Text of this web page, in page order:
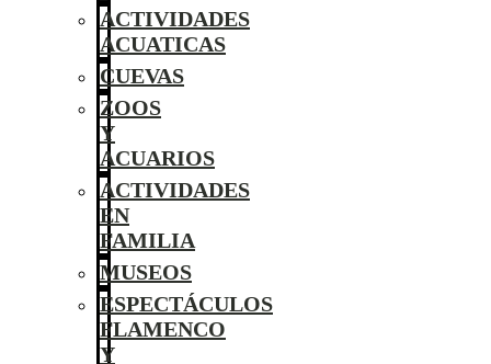
ACTIVIDADES
ACUATICAS
CUEVAS
ZOOS
Y
ACUARIOS
ACTIVIDADES
EN
FAMILIA
MUSEOS
ESPECTÁCULOS
FLAMENCO
Y